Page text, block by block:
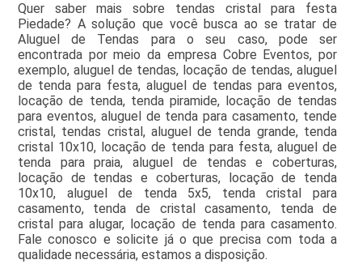
Quer saber mais sobre tendas cristal para festa
Piedade? A solução que você busca ao se tratar de
Aluguel de Tendas para o seu caso, pode ser
encontrada por meio da empresa Cobre Eventos, por
exemplo, aluguel de tendas, locação de tendas, aluguel
de tenda para festa, aluguel de tendas para eventos,
locação de tenda, tenda piramide, locação de tendas
para eventos, aluguel de tenda para casamento, tende
cristal, tendas cristal, aluguel de tenda grande, tenda
cristal 10x10, locação de tenda para festa, aluguel de
tenda para praia, aluguel de tendas e coberturas,
locação de tendas e coberturas, locação de tenda
10x10, aluguel de tenda 5x5, tenda cristal para
casamento, tenda de cristal casamento, tenda de
cristal para alugar, locação de tenda para casamento.
Fale conosco e solicite já o que precisa com toda a
qualidade necessária, estamos a disposição.